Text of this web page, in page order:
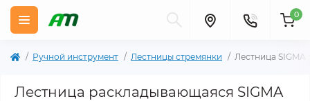
0
Ручной инструмент Лестницы стремянки Лестница SIGMA
Лестница раскладывающаяся SIGMA